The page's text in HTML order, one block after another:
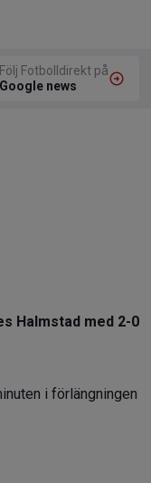
Följ Fotbolldirekt på
Google news
Halmstad med 2-0
i förlängningen